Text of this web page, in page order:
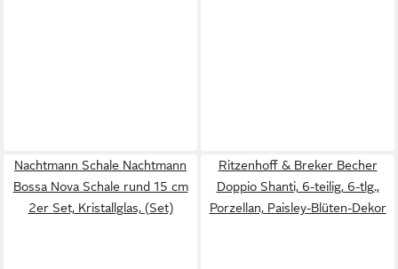
Nachtmann Schale Nachtmann
Bossa Nova Schale rund 15 cm
2er Set, Kristallglas, (Set)
Ritzenhoff & Breker Becher
Doppio Shanti, 6-teilig, 6-tlg.,
Porzellan, Paisley-Blüten-Dekor